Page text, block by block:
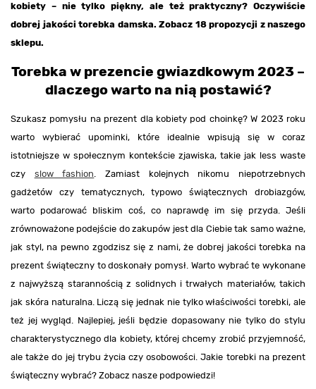
kobiety – nie tylko piękny, ale też praktyczny? Oczywiście
dobrej jakości torebka damska. Zobacz 18 propozycji z naszego
sklepu.
Torebka w prezencie gwiazdkowym 2023 –
dlaczego warto na nią postawić?
Szukasz pomysłu na prezent dla kobiety pod choinkę? W 2023 roku
warto wybierać upominki, które idealnie wpisują się w coraz
istotniejsze w społecznym kontekście zjawiska, takie jak less waste
czy slow fashion. Zamiast kolejnych nikomu niepotrzebnych
gadżetów czy tematycznych, typowo świątecznych drobiazgów,
warto podarować bliskim coś, co naprawdę im się przyda. Jeśli
zrównoważone podejście do zakupów jest dla Ciebie tak samo ważne,
jak styl, na pewno zgodzisz się z nami, że dobrej jakości torebka na
prezent świąteczny to doskonały pomysł. Warto wybrać te wykonane
z najwyższą starannością z solidnych i trwałych materiałów, takich
jak skóra naturalna. Liczą się jednak nie tylko właściwości torebki, ale
też jej wygląd. Najlepiej, jeśli będzie dopasowany nie tylko do stylu
charakterystycznego dla kobiety, której chcemy zrobić przyjemność,
ale także do jej trybu życia czy osobowości. Jakie torebki na prezent
świąteczny wybrać? Zobacz nasze podpowiedzi!